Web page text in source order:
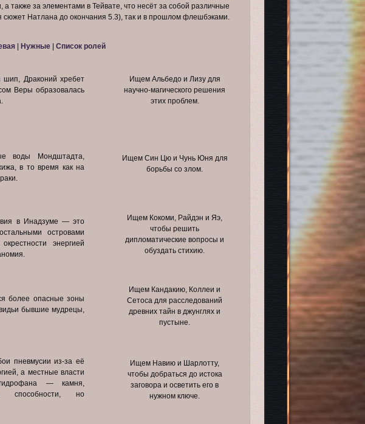
также за элементами в Тейвате, что несёт за собой различные
сюжет Натлана до окончания 5.3), так и в прошлом флешбэками.
| Нужные| Список ролей
Драконий хребет
Веры образовалась
Ищем Альбедо и Лизу для
научно-магического решения
этих проблем.
воды Мондштадта,
в то время как на
Ищем Син Цю и Чунь Юня для
борьбы со злом.
в Инадзуме — это
островами
энергией
Ищем Кокоми, Райдэн и Яэ,
чтобы решить
дипломатические вопросы и
обуздать стихию.
более опасные зоны
бывшие мудрецы,
Ищем Кандакию, Коллеи и
Сетоса для расследований
древних тайн в джунглях и
пустыне.
пневмусии из-за её
а местные власти
— камня,
способности, но
Ищем Навию и Шарлотту,
чтобы добраться до истока
заговора и осветить его в
нужном ключе.